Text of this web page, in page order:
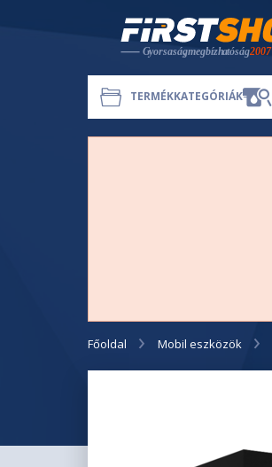
TERMÉKKATEGÓRIÁK
Főoldal Mobil eszközök